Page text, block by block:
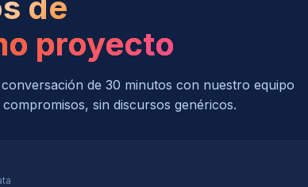
proyecto
de 30 minutos con nuestro equipo
sin discursos genéricos.